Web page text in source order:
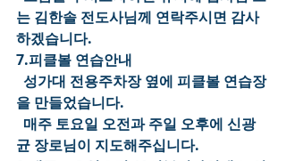
는 김한솔 전도사님께 연락주시면 감사
하겠습니다.
7.피클볼 연습안내
성가대 전용주차장 옆에 피클볼 연습장
을 만들었습니다.
매주 토요일 오전과 주일 오후에 신광
균 장로님이 지도해주십니다.